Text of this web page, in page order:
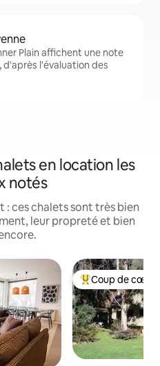
Plain affichent une note
d'après l'évaluation des
en location les
notés
: ces chalets sont très bien
leur propreté et bien
Coups de cœur
Coup de cœur